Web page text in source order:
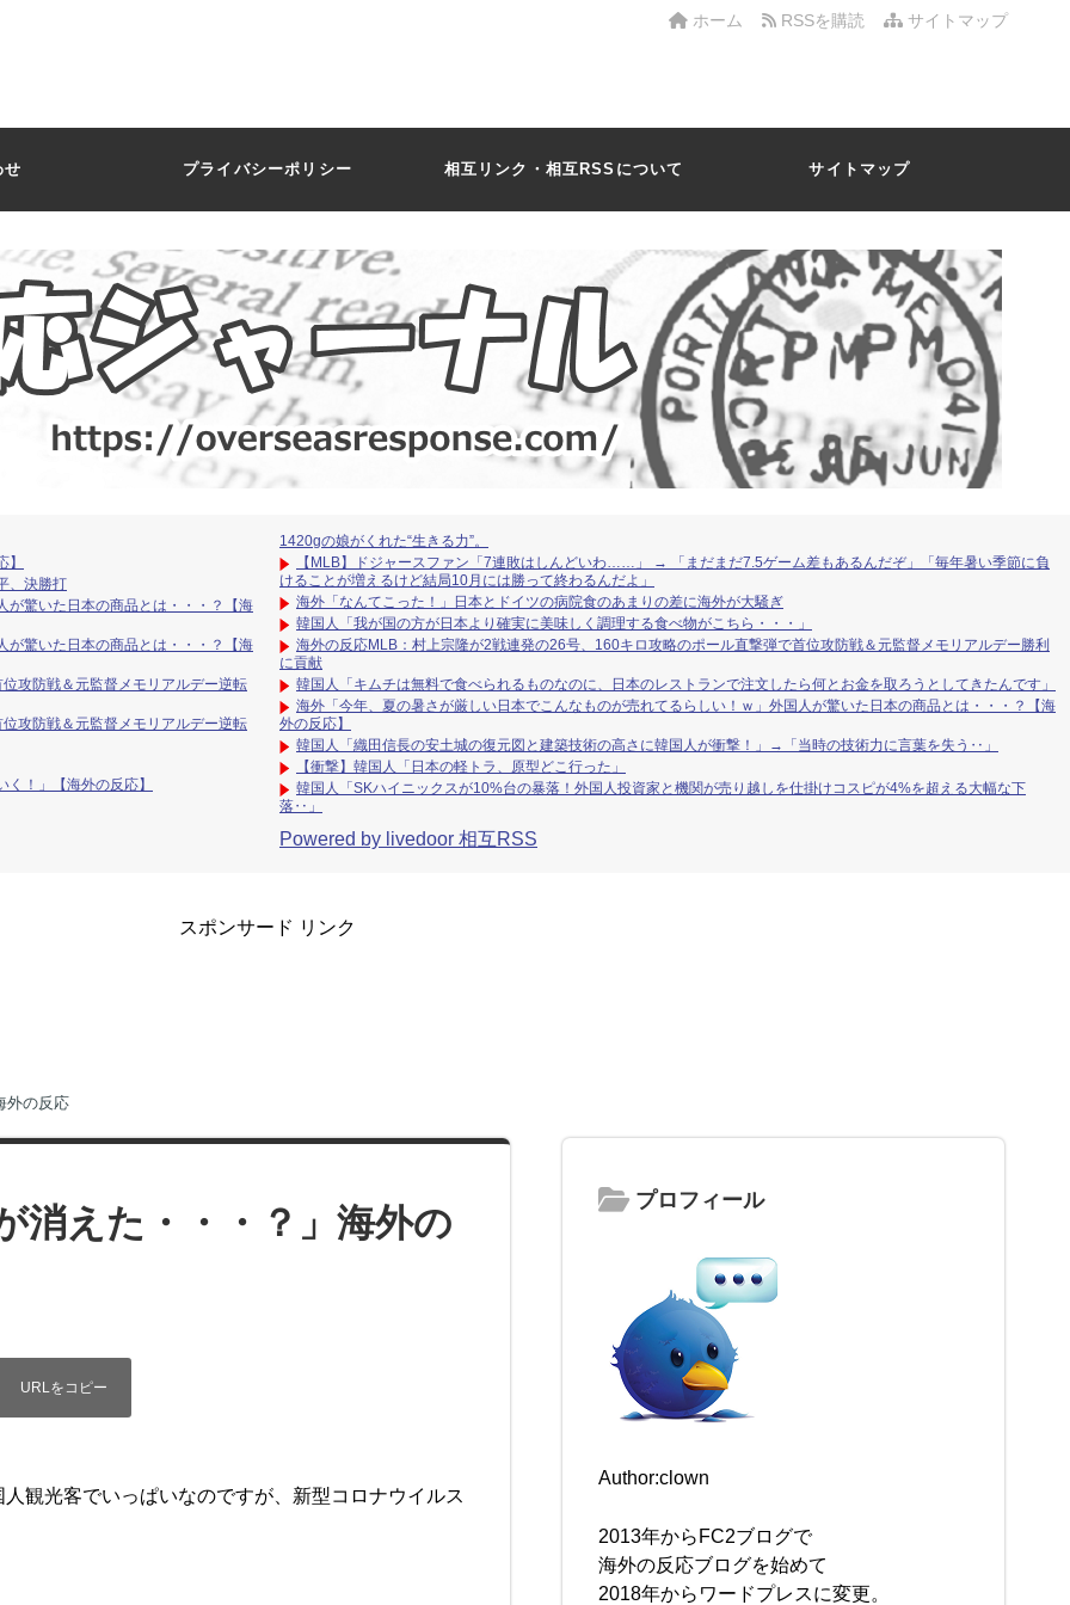
サイトマップ
RSSを購読
ホーム
せ プライバシーポリシー 相互リンク・相互RSSについて サイトマップ
、決勝打
が驚いた日本の商品とは・・・？【海
が驚いた日本の商品とは・・・？【海
攻防戦＆元監督メモリアルデー逆転
攻防戦＆元監督メモリアルデー逆転
！」【海外の反応】
1420gの娘がくれた“生きる力”。
【MLB】ドジャースファン「7連敗はしんどいわ……」 → 「まだまだ7.5ゲーム差もあるんだぞ」「毎年暑い季節に負
けることが増えるけど結局10月には勝って終わるんだよ」
海外「なんてこった！」日本とドイツの病院食のあまりの差に海外が大騒ぎ
韓国人「我が国の方が日本より確実に美味しく調理する食べ物がこちら・・・」
海外の反応MLB：村上宗隆が2戦連発の26号、160キロ攻略のポール直撃弾で首位攻防戦＆元監督メモリアルデー勝利
に貢献
韓国人「キムチは無料で食べられるものなのに、日本のレストランで注文したら何とお金を取ろうとしてきたんです」
海外「今年、夏の暑さが厳しい日本でこんなものが売れてるらしい！ｗ」外国人が驚いた日本の商品とは・・・？【海
外の反応】
韓国人「織田信長の安土城の復元図と建築技術の高さに韓国人が衝撃！」→「当時の技術力に言葉を失う‥」
【衝撃】韓国人「日本の軽トラ、原型どこ行った」
韓国人「SKハイニックスが10%台の暴落！外国人投資家と機関が売り越しを仕掛けコスピが4%を超える大幅な下
落‥」
Powered by livedoor 相互RSS
スポンサード リンク
外の反応
消えた・・・？」海外の
観光客でいっぱいなのですが、新型コロナウイルス
プロフィール
Author:clown
2013年からFC2ブログで
海外の反応ブログを始めて
2018年からワードプレスに変更。